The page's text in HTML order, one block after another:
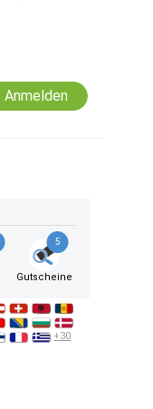
Anmelden
5
Gutscheine
+30